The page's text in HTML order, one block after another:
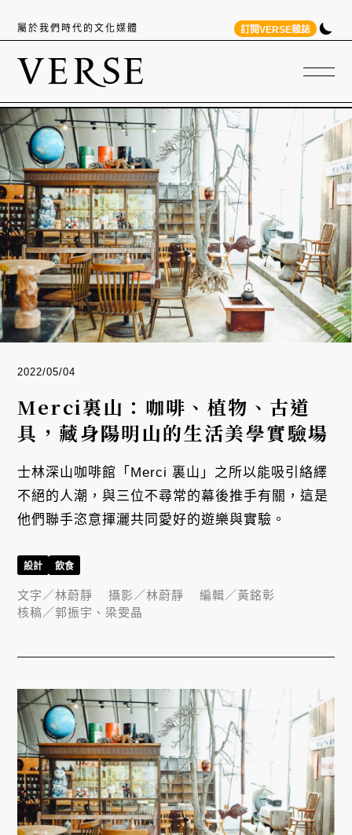
屬於我們時代的文化媒體 訂閱VERSE雜誌
2022/05/04
Merci裏山：咖啡、植物、古道
具，藏身陽明山的生活美學實驗場
士林深山咖啡館「Merci 裏山」之所以能吸引絡繹
不絕的人潮，與三位不尋常的幕後推手有關，這是
他們聯手恣意揮灑共同愛好的遊樂與實驗。
設計 飲食
文字／林蔚靜 攝影／林蔚靜 編輯／黃銘彰
核稿／郭振宇、梁雯晶